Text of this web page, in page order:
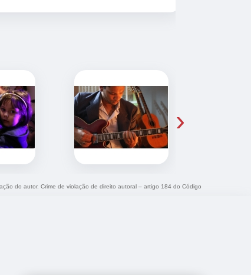
›
do autor. Crime de violação de direito autoral – artigo 184 do Código